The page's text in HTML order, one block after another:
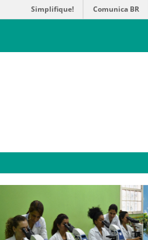
Simplifique! Comunica BR